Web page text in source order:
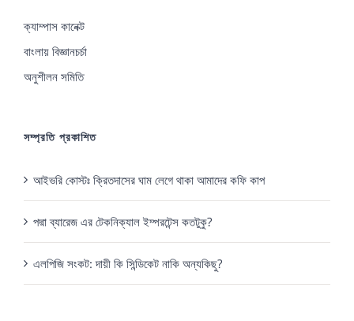
ক্যাম্পাস কানেক্ট
বাংলায় বিজ্ঞানচর্চা
অনুশীলন সমিতি
সম্প্রতি প্রকাশিত
আইভরি কোস্টঃ ক্রিতদাসের ঘাম লেগে থাকা আমাদের কফি কাপ
পদ্মা ব্যারেজ এর টেকনিক্যাল ইম্পরটেন্স কতটুকু?
এলপিজি সংকট: দায়ী কি সিন্ডিকেট নাকি অন্যকিছু?